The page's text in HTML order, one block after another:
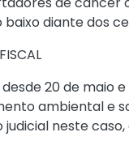
diante dos
20 de maio e
ambiental
judicial neste